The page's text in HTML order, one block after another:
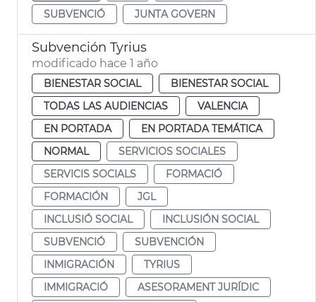
SUBVENCIÓ
JUNTA GOVERN
Subvención Tyrius
modificado hace 1 año
BIENESTAR SOCIAL
BIENESTAR SOCIAL
TODAS LAS AUDIENCIAS
VALENCIA
EN PORTADA
EN PORTADA TEMÁTICA
NORMAL
SERVICIOS SOCIALES
SERVICIS SOCIALS
FORMACIÓ
FORMACIÓN
JGL
INCLUSIÓ SOCIAL
INCLUSIÓN SOCIAL
SUBVENCIÓ
SUBVENCIÓN
INMIGRACIÓN
TYRIUS
IMMIGRACIÓ
ASESORAMENT JURÍDIC